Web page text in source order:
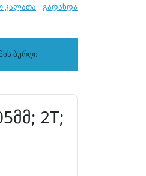
კალათა გადახდა
ბურღი
2T;